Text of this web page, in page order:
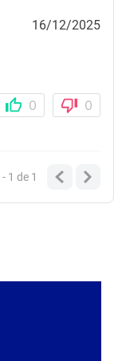
16/12/2025
0 0
- 1de 1